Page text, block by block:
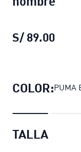
S/ 89.00
COLOR:PUMA
TALLA